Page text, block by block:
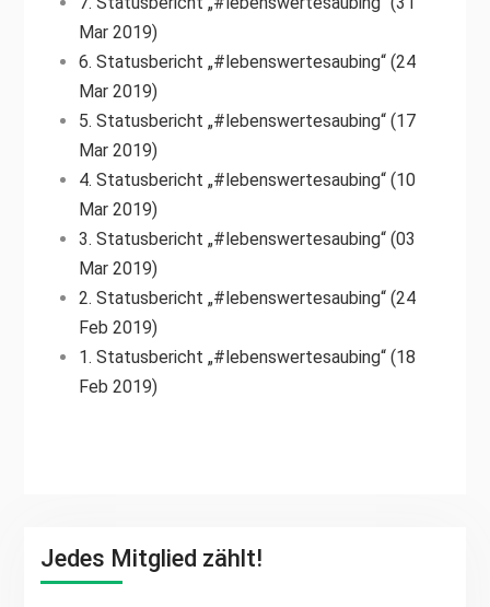
Mar 2019)
6. Statusbericht „#lebenswertesaubing“ (24
Mar 2019)
5. Statusbericht „#lebenswertesaubing“ (17
Mar 2019)
4. Statusbericht „#lebenswertesaubing“ (10
Mar 2019)
3. Statusbericht „#lebenswertesaubing“ (03
Mar 2019)
2. Statusbericht „#lebenswertesaubing“ (24
Feb 2019)
1. Statusbericht „#lebenswertesaubing“ (18
Feb 2019)
Jedes Mitglied zählt!